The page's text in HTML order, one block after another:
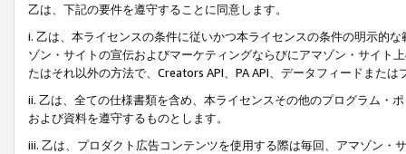
乙は、下記の要件を遵守することに同意します。
i. 乙は、本ライセンスの条件に従いかつ本ライセンスの条件の明示的
ゾン・サイトの宣伝およびマーケティングならびにアマゾン・サイト
たはそれ以外の方法で、Creators API、PA API、データフィードまた
ii. 乙は、全ての仕様書類を含め、本ライセンスその他のプログラム・
および資料を遵守するものとします。
iii. 乙は、プロダクト広告コンテンツを使用する際は毎回、アマゾン